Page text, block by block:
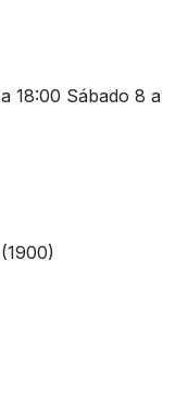
18:00 Sábado 8 a